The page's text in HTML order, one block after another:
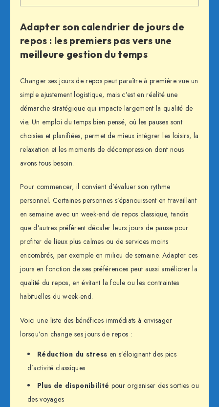
Adapter son calendrier de jours de
repos : les premiers pas vers une
meilleure gestion du temps
Changer ses jours de repos peut paraître à première vue un
simple ajustement logistique, mais c’est en réalité une
démarche stratégique qui impacte largement la qualité de
vie. Un emploi du temps bien pensé, où les pauses sont
choisies et planifiées, permet de mieux intégrer les loisirs, la
relaxation et les moments de décompression dont nous
avons tous besoin.
Pour commencer, il convient d’évaluer son rythme
personnel. Certaines personnes s’épanouissent en travaillant
en semaine avec un week-end de repos classique, tandis
que d’autres préfèrent décaler leurs jours de pause pour
profiter de lieux plus calmes ou de services moins
encombrés, par exemple en milieu de semaine. Adapter ces
jours en fonction de ses préférences peut aussi améliorer la
qualité du repos, en évitant la foule ou les contraintes
habituelles du week-end.
Voici une liste des bénéfices immédiats à envisager
lorsqu’on change ses jours de repos :
Réduction du stress en s’éloignant des pics
d’activité classiques
Plus de disponibilité pour organiser des sorties ou
des voyages